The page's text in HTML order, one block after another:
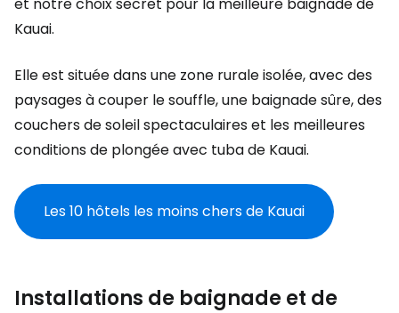
Kauai.
Elle est située dans une zone rurale isolée, avec des
paysages à couper le souffle, une baignade sûre, des
couchers de soleil spectaculaires et les meilleures
conditions de plongée avec tuba de Kauai.
Les 10 hôtels les moins chers de Kauai
Installations de baignade et de